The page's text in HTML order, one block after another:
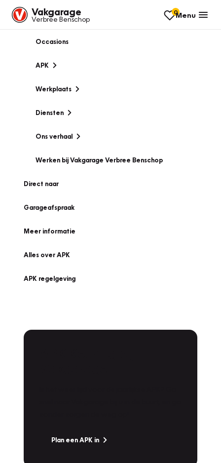
Vakgarage
Verbree Benschop
0Menu
Occasions
APK
Werkplaats
Diensten
Ons verhaal
Werken bij Vakgarage Verbree Benschop
Direct naar
Garageafspraak
Meer informatie
Alles over APK
APK regelgeving
Plan een APK in